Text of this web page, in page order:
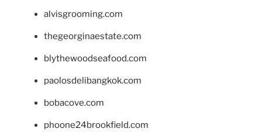
alvisgrooming.com
thegeorginaestate.com
blythewoodseafood.com
paolosdelibangkok.com
bobacove.com
phoone24brookfield.com